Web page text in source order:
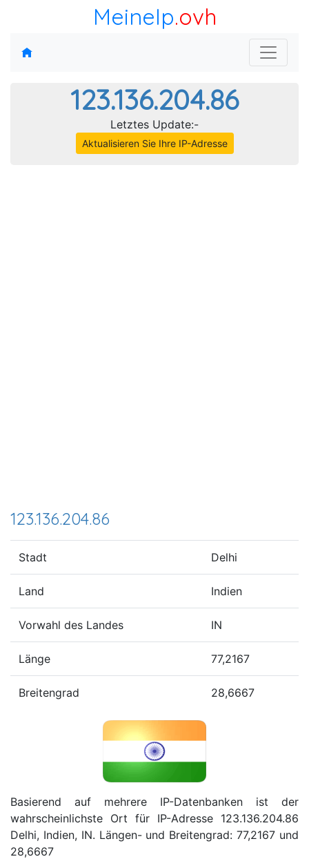
MeineIp.ovh
123.136.204.86
Letztes Update:-
Aktualisieren Sie Ihre IP-Adresse
123.136.204.86
Stadt Delhi
Land Indien
Vorwahl des Landes IN
Länge 77,2167
Breitengrad 28,6667
Basierend auf mehrere IP-Datenbanken ist der
wahrscheinlichste Ort für IP-Adresse 123.136.204.86
Delhi, Indien, IN. Längen- und Breitengrad: 77,2167 und
28,6667